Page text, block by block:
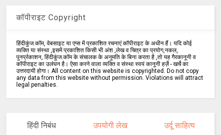
कॉपीराइट Copyright
हिंदीकुंज.कॉम, वेबसाइट या एप्स में प्रकाशित रचनाएं कॉपीराइट के अधीन हैं। यदि कोई
व्यक्ति या संस्था ,इसमें प्रकाशित किसी भी अंश ,लेख व चित्र का प्रयोग,नकल,
पुनर्प्रकाशन, हिंदीकुंज.कॉम के संचालक के अनुमति के बिना करता है ,तो यह गैरकानूनी व
कॉपीराइट का उलंघन है। ऐसा करने वाला व्यक्ति व संस्था स्वयं कानूनी हर्ज़े - खर्चे का
उत्तरदायी होगा। All content on this website is copyrighted. Do not copy
any data from this website without permission. Violations will attract
legal penalties.
हिंदी निबंध उपयोगी लेख उर्दू साहित्य